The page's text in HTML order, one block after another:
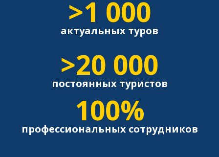
>1 000
актуальных туров
>20 000
постоянных туристов
100%
профессиональных сотрудников